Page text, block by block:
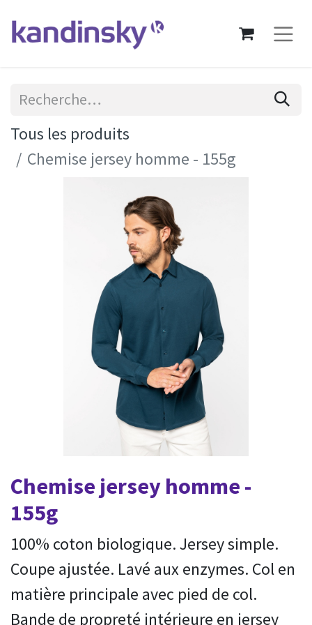
Tous les produits
Chemise jersey homme - 155g
Chemise jersey homme -
155g
100% coton biologique. Jersey simple.
Coupe ajustée. Lavé aux enzymes. Col en
matière principale avec pied de col.
Bande de propreté intérieure en jersey